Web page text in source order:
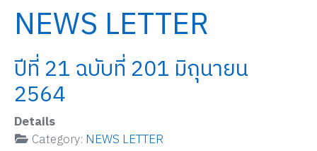
NEWS LETTER
ปีที่ 21 ฉบับที่ 201 มิถุนายน
2564
Details
Category: NEWS LETTER